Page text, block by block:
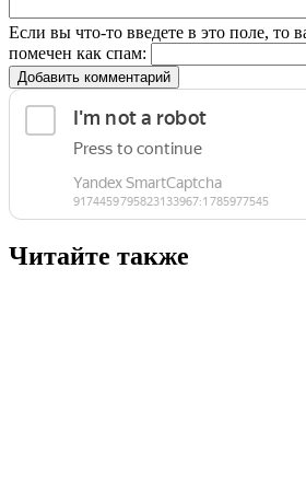
Если вы что-то введете в это поле, то
помечен как спам:
Добавить комментарий
Читайте также